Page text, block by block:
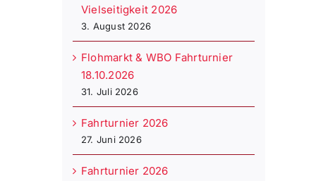
Vielseitigkeit 2026
3. August 2026
Flohmarkt & WBO Fahrturnier
18.10.2026
31. Juli 2026
Fahrturnier 2026
27. Juni 2026
Fahrturnier 2026